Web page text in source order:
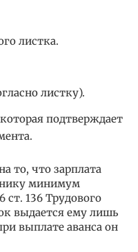
листка.
листку).
подтверждает
то, что зарплата
минимум
ст. 136 Трудового
выдается ему лишь
выплате аванса он